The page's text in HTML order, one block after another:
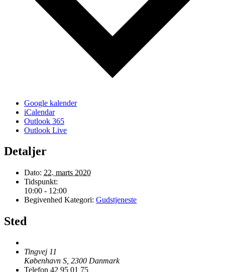
Google kalender
iCalendar
Outlook 365
Outlook Live
Detaljer
Dato: 22. marts 2020
Tidspunkt:
10:00 - 12:00
Begivenhed Kategori: Gudstjeneste
Sted
Tingvej 11
København S 2300 Danmark
Telefon 42 95 01 75